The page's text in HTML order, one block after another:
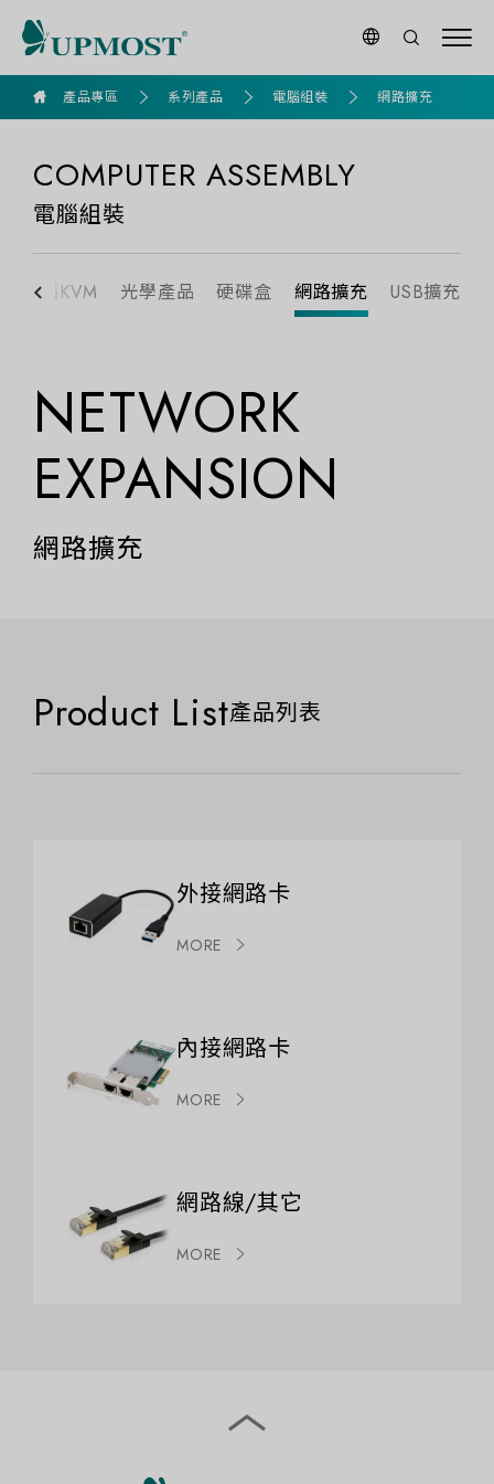
goldennet
產品專區 系列產品 電腦組裝 網路擴充
COMPUTER ASSEMBLY
電腦組裝
電腦KVM 光學產品 硬碟盒 網路擴充 USB擴充
NETWORK
EXPANSION
網路擴充
Product List產品列表
外接網路卡
MORE
內接網路卡
MORE
網路線/其它
MORE